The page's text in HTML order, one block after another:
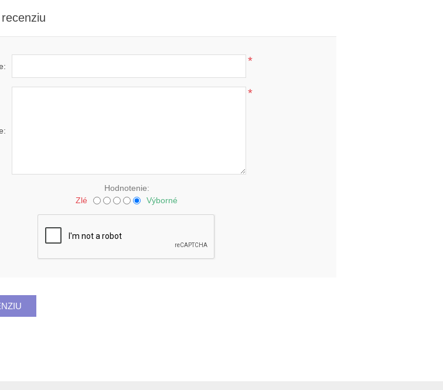
*
*
Hodnotenie:
Zlé
Výborné